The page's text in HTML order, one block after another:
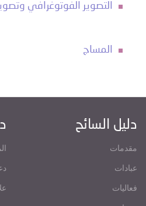
التصوير الفوتوغرافي
المساج
دليل السائح
مقدمات
عبادات
فعاليات